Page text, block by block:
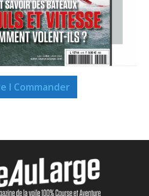
I Commander